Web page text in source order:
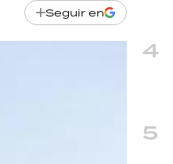
Seguir en